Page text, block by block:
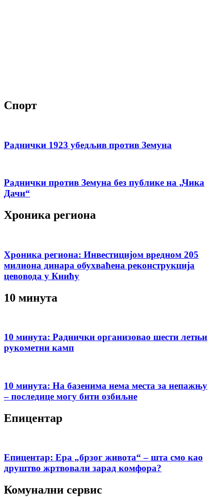
Спорт
Раднички 1923 убедљив против Земуна
Раднички против Земуна без публике на „Чика
Дачи“
Хроника региона
Хроника региона: Инвестицијом вредном 205
милиона динара обухваћена реконструкција
цевовода у Книћу
10 минута
10 минута: Раднички организовао шести летњи
рукометни камп
10 минута: На базенима нема места за непажњу
– последице могу бити озбиљне
Епицентар
Епицентар: Ера „брзог живота“ – шта смо као
друштво жртвовали зарад комфора?
Комунални сервис